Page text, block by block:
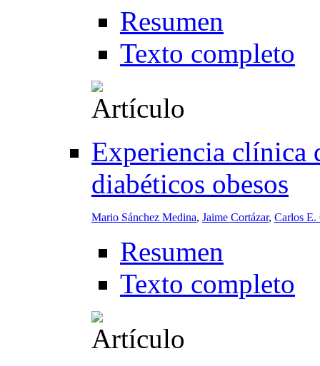
Resumen
Texto completo
Experiencia clínica
diabéticos obesos
Mario Sánchez Medina, Jaime Cortázar, Carlos E.
Resumen
Texto completo